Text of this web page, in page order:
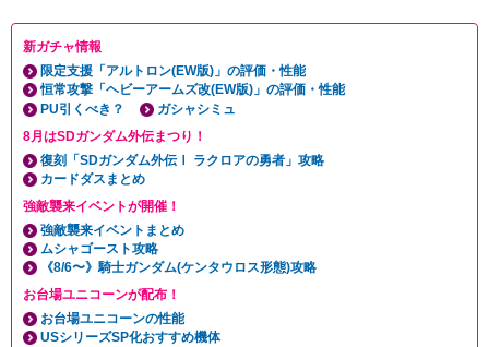
新ガチャ情報
限定支援「アルトロン(EW版)」の評価・性能
恒常攻撃「ヘビーアームズ改(EW版)」の評価・性能
PU引くべき？
ガシャシミュ
8月はSDガンダム外伝まつり！
復刻「SDガンダム外伝Ⅰ ラクロアの勇者」攻略
カードダスまとめ
強敵襲来イベントが開催！
強敵襲来イベントまとめ
ムシャゴースト攻略
《8/6〜》騎士ガンダム(ケンタウロス形態)攻略
お台場ユニコーンが配布！
お台場ユニコーンの性能
USシリーズSP化おすすめ機体